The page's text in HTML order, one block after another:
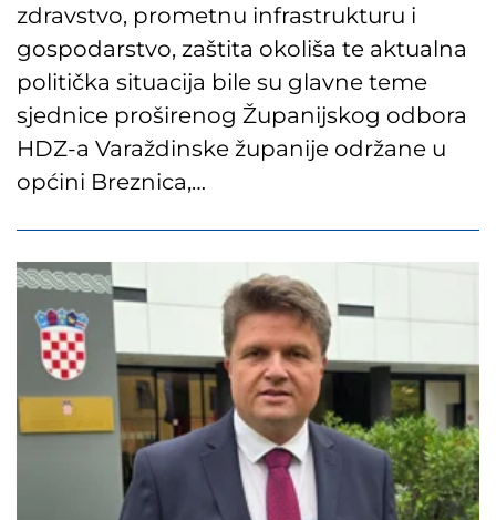
zdravstvo, prometnu infrastrukturu i
gospodarstvo, zaštita okoliša te aktualna
politička situacija bile su glavne teme
sjednice proširenog Županijskog odbora
HDZ-a Varaždinske županije održane u
općini Breznica,…